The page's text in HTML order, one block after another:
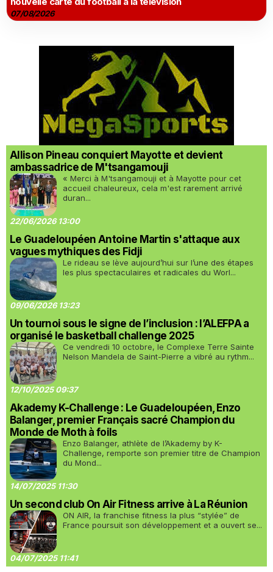
07/08/2026
Allison Pineau conquiert Mayotte et devient
ambassadrice de M'tsangamouji
« Merci à M'tsangamouji et à Mayotte pour cet
accueil chaleureux, cela m'est rarement arrivé
duran...
22/06/2026 13:00
Le Guadeloupéen Antoine Martin s'attaque aux
vagues mythiques des Fidji
Le rideau se lève aujourd’hui sur l’une des étapes
les plus spectaculaires et radicales du Worl...
09/06/2026 13:23
Un tournoi sous le signe de l’inclusion : l’ALEFPA a
organisé le basketball challenge 2025
Ce vendredi 10 octobre, le Complexe Terre Sainte
Nelson Mandela de Saint-Pierre a vibré au rythm...
12/10/2025 09:37
Akademy K-Challenge : Le Guadeloupéen, Enzo
Balanger, premier Français sacré Champion du
Monde de Moth à foils
Enzo Balanger, athlète de l’Akademy by K-
Challenge, remporte son premier titre de Champion
du Mond...
14/07/2025 11:30
Un second club On Air Fitness arrive à La Réunion
ON AIR, la franchise fitness la plus “stylée” de
France poursuit son développement et a ouvert se...
04/07/2025 11:41